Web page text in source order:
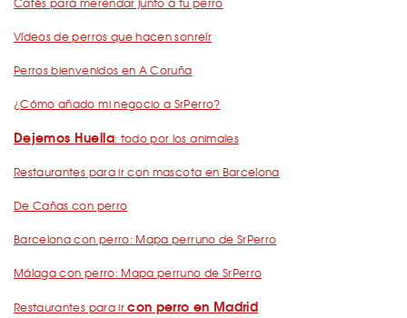
Vídeos de perros que hacen sonreír
Perros bienvenidos en A Coruña
¿Cómo añado mi negocio a SrPerro?
Dejemos Huella: todo por los animales
Restaurantes para ir con mascota en Barcelona
De Cañas con perro
Barcelona con perro: Mapa perruno de SrPerro
Málaga con perro: Mapa perruno de SrPerro
Restaurantes para ircon perro en Madrid